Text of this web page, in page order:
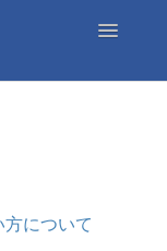
Toggle
について